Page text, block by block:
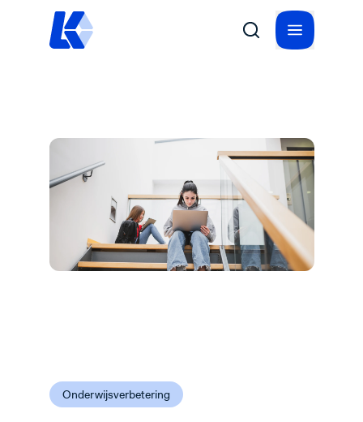
Onderwijsverbetering